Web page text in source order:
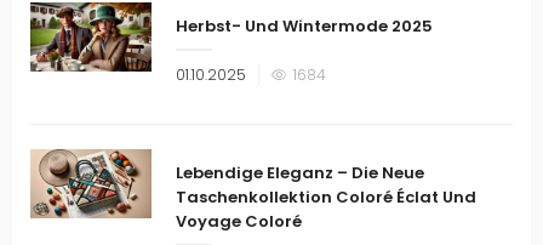
Herbst- Und Wintermode 2025
Veröffentlicht
01.10.2025 1684
Lebendige Eleganz – Die Neue
Taschenkollektion Coloré Éclat Und
Voyage Coloré